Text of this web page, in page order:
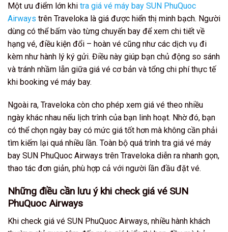
Một ưu điểm lớn khi tra giá vé máy bay SUN PhuQuoc
Airways trên Traveloka là giá được hiển thị minh bạch. Người
dùng có thể bấm vào từng chuyến bay để xem chi tiết về
hạng vé, điều kiện đổi – hoàn vé cũng như các dịch vụ đi
kèm như hành lý ký gửi. Điều này giúp bạn chủ động so sánh
và tránh nhầm lẫn giữa giá vé cơ bản và tổng chi phí thực tế
khi booking vé máy bay.
Ngoài ra, Traveloka còn cho phép xem giá vé theo nhiều
ngày khác nhau nếu lịch trình của bạn linh hoạt. Nhờ đó, bạn
có thể chọn ngày bay có mức giá tốt hơn mà không cần phải
tìm kiếm lại quá nhiều lần. Toàn bộ quá trình tra giá vé máy
bay SUN PhuQuoc Airways trên Traveloka diễn ra nhanh gọn,
thao tác đơn giản, phù hợp cả với người lần đầu đặt vé.
Những điều cần lưu ý khi check giá vé SUN
PhuQuoc Airways
Khi check giá vé SUN PhuQuoc Airways, nhiều hành khách